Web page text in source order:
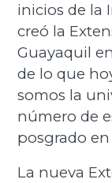
inicios de la
creó la
Guayaquil
de lo que
somos la
número de
posgrado en
La nueva